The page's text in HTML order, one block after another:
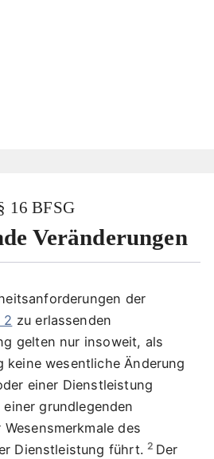
16 BFSG
Veränderungen
der
2 zu erlassenden
gelten nur insoweit, als
keine wesentliche Änderung
einer Dienstleistung
grundlegenden
des
Dienstleistung führt.2 Der